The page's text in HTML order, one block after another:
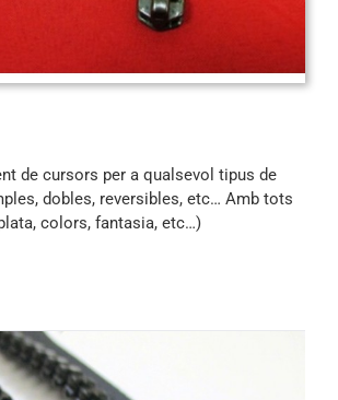
de cursors per a qualsevol tipus de
dobles, reversibles, etc… Amb tots
colors, fantasia, etc…)